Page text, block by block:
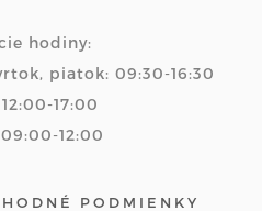
hodiny:
piatok: 09:30-16:30
17:00
12:00
PODMIENKY